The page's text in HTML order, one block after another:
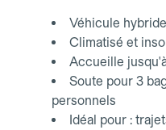
Véhicule
Climatisé et
Accueille
Soute pour 3
personnels
Idéal pour :